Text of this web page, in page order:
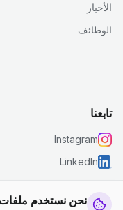
نحن نستخدم ملفات
الأخبار
الوظائف
تابعنا
Instagram
LinkedIn